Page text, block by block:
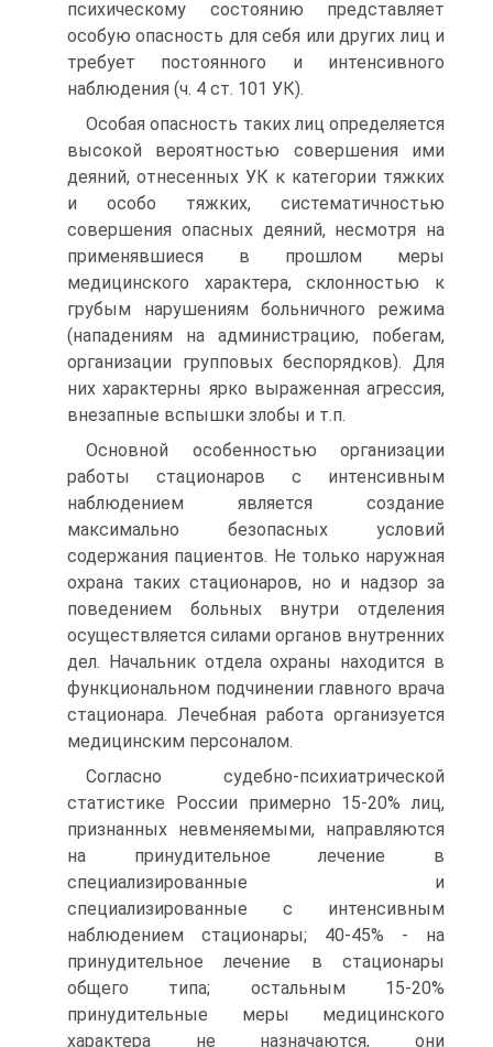
психическому состоянию представляет
особую опасность для себя или других лиц и
требует постоянного и интенсивного
наблюдения (ч. 4 ст. 101 УК).
Особая опасность таких лиц определяется
высокой вероятностью совершения ими
деяний, отнесенных УК к категории тяжких
и особо тяжких, систематичностью
совершения опасных деяний, несмотря на
применявшиеся в прошлом меры
медицинского характера, склонностью к
грубым нарушениям больничного режима
(нападениям на администрацию, побегам,
организации групповых беспорядков). Для
них характерны ярко выраженная агрессия,
внезапные вспышки злобы и т.п.
Основной особенностью организации
работы стационаров с интенсивным
наблюдением является создание
максимально безопасных условий
содержания пациентов. Не только наружная
охрана таких стационаров, но и надзор за
поведением больных внутри отделения
осуществляется силами органов внутренних
дел. Начальник отдела охраны находится в
функциональном подчинении главного врача
стационара. Лечебная работа организуется
медицинским персоналом.
Согласно судебно-психиатрической
статистике России примерно 15-20% лиц,
признанных невменяемыми, направляются
на принудительное лечение в
специализированные и
специализированные с интенсивным
наблюдением стационары; 40-45% - на
принудительное лечение в стационары
общего типа; остальным 15-20%
принудительные меры медицинского
характера не назначаются, они